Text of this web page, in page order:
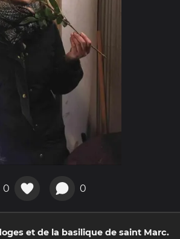
0 0
et de la basilique de saint Marc.